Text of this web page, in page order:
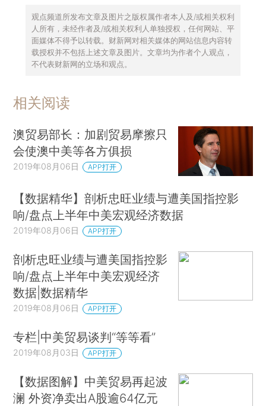
观点频道所发布文章及图片之版权属作者本人及/或相关权利
人所有，未经作者及/或相关权利人单独授权，任何网站、平
面媒体不得予以转载。财新网对相关媒体的网站信息内容转
载授权并不包括上述文章及图片。文章均为作者个人观点，
不代表财新网的立场和观点。
相关阅读
澳贸易部长：加剧贸易摩擦只
会使澳中美等各方俱损
2019年08月06日 APP打开
【数据精华】剖析忠旺业绩与遭美国指控影
响/盘点上半年中美宏观经济数据
2019年08月06日 APP打开
剖析忠旺业绩与遭美国指控影
响/盘点上半年中美宏观经济
数据|数据精华
2019年08月06日 APP打开
专栏|中美贸易谈判“等等看”
2019年08月03日 APP打开
【数据图解】中美贸易再起波
澜 外资净卖出A股逾64亿元